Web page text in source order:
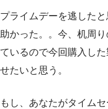
プライムデーを逃した
助かった。。今、机周
ているので今回購入し
せたいと思う。
もし、あなたがタイム